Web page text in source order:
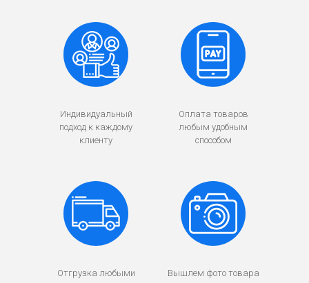
Индивидуальный
подход к каждому
клиенту
Оплата товаров
любым удобным
способом
Отгрузка любыми
Вышлем фото товара